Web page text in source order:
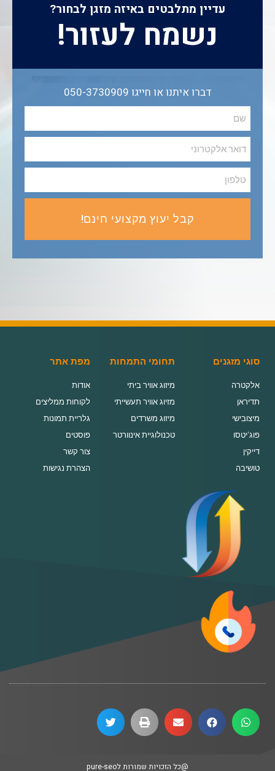
עדיין מתלבטים באיזה מזגן לבחור?
נשמח לעזור!
דברו איתנו או חייגו 050-3730909
קבל יעוץ מקצועי חינם!
סוגי מזגנים
אלקטרה
תדיראן
מיצובישי
פוג'יטסו
דייקין
טושיבה
תחומי התמחות
מיזוג אוויר ביתי
מזיוג אוויר תעשייתי
מיזוג משרדים
טכנולוגיית אינוורטר
מפת אתר
אודות
לקוחות ממליצים
גלריית תמונות
פוסטים
צור קשר
הצהרת נגישות
@כל הזכויות שמורות לpure-seo